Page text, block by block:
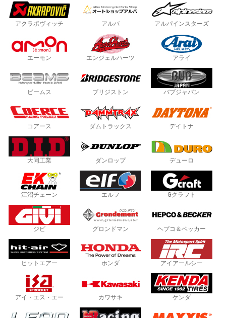
アクラポヴィッチ アルバ アルパインスターズ
エーモン エンジェルハーツ アライ
ビームス ブリジストン バブジャパン
コアース ダムトラックス デイトナ
大同工業 ダンロップ デューロ
江沼チェーン エルフ Gクラフト
ジビ グロンドマン ヘプコ＆ベッカー
ヒットエアー ホンダ アイアールシー
アイ・エス・エー カワサキ ケンダ